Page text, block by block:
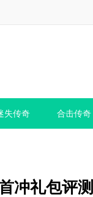
失传奇 合击传奇
冲礼包评